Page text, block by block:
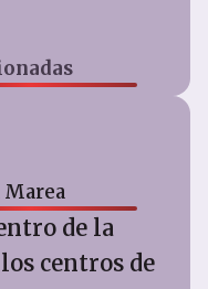
Marea
de la
centros de